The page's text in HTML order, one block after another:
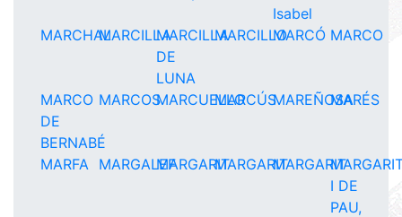
Isabel
MARCHALMARCILLAMARCILLA
DE
LUNA
MARCILLOMARCÓ MARCO
MARCO
DE
BERNABÉ
MARCOSMARCUELLOMARCÚSMAREÑOSAMARÉS
MARFA MARGALEFMARGARITMARGARITMARGARIT
I DE
PAU,